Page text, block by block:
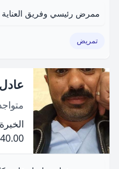
ممرض رئيسي وفريق العناية
تمريض
الخبرة: 8
40.00 دينار